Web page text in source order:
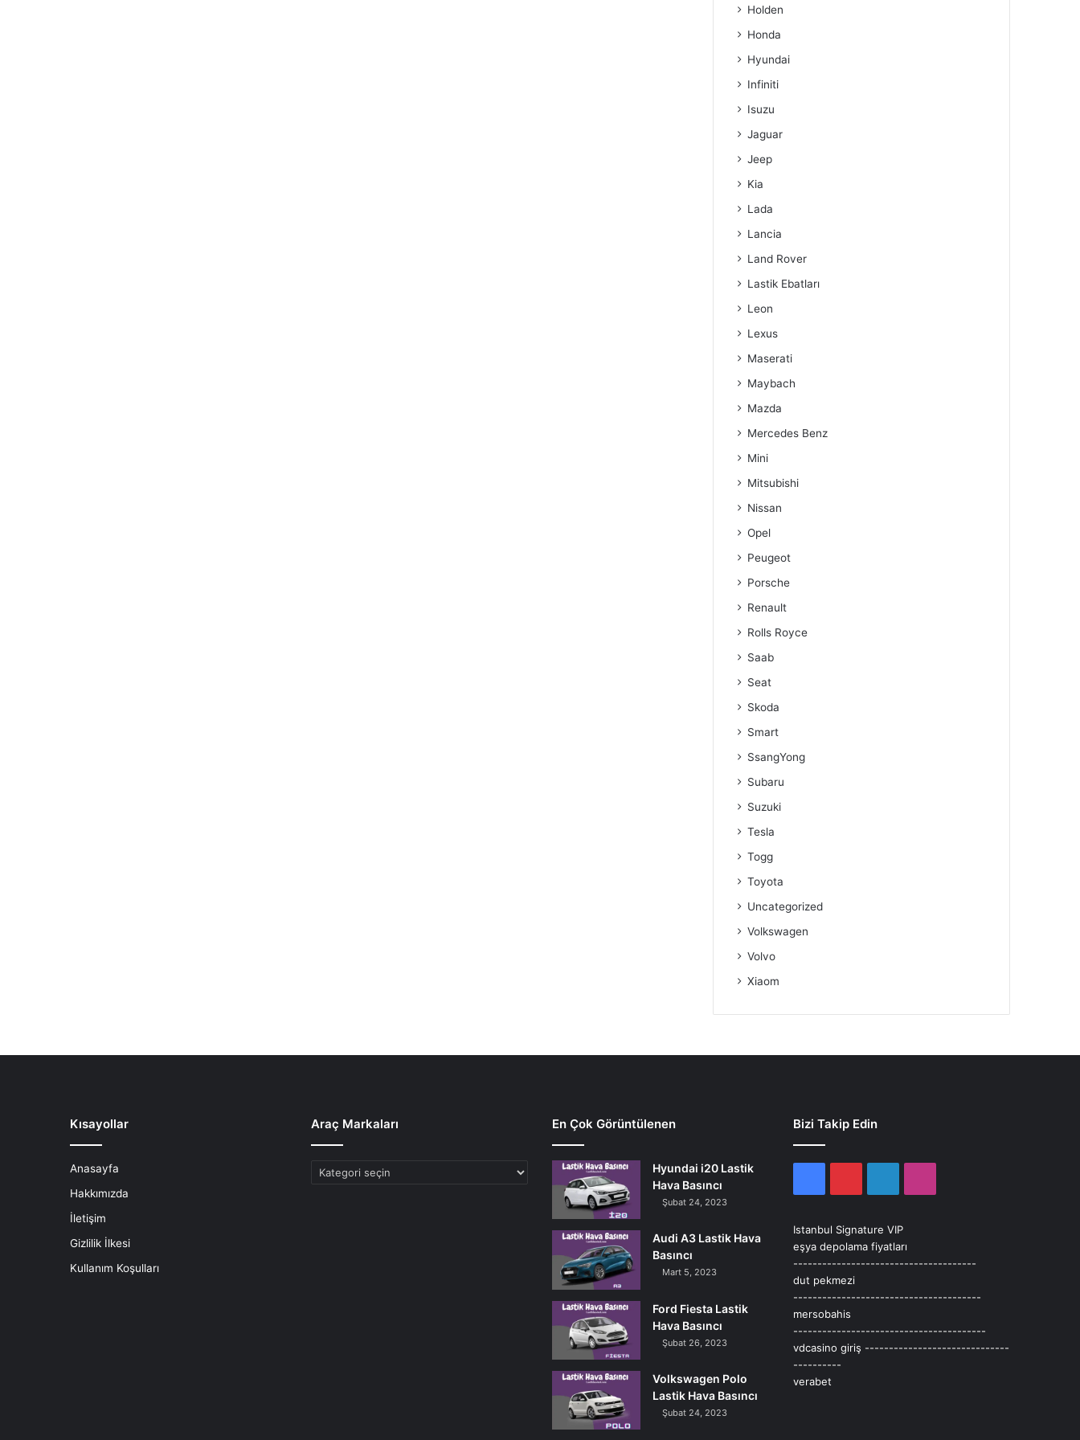
Holden
Honda
Hyundai
Infiniti
Isuzu
Jaguar
Jeep
Kia
Lada
Lancia
Land Rover
Lastik Ebatları
Leon
Lexus
Maserati
Maybach
Mazda
Mercedes Benz
Mini
Mitsubishi
Nissan
Opel
Peugeot
Porsche
Renault
Rolls Royce
Saab
Seat
Skoda
Smart
SsangYong
Subaru
Suzuki
Tesla
Togg
Toyota
Uncategorized
Volkswagen
Volvo
Xiaom
Kısayollar
Anasayfa
Hakkımızda
İletişim
Gizlilik İlkesi
Kullanım Koşulları
Araç Markaları
Araç
En Çok Görüntülenen
Hyundai i20 Lastik
Hava Basıncı
Şubat 24, 2023
Audi A3 Lastik Hava
Basıncı
Mart 5, 2023
Ford Fiesta Lastik
Hava Basıncı
Şubat 26, 2023
Volkswagen Polo
Lastik Hava Basıncı
Şubat 24, 2023
Bizi Takip Edin
Istanbul Signature VIP
eşya depolama fiyatları
--------------------------------------
dut pekmezi
---------------------------------------
mersobahis
----------------------------------------
vdcasino giriş ------------------------------
----------
verabet